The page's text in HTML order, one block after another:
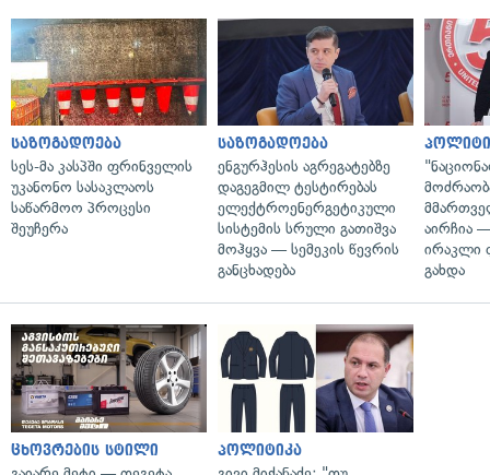
საზოგადოება
სეს-მა კასპში ფრინველის
უკანონო სასაკლაოს
საწარმოო პროცესი
შეუჩერა
საზოგადოება
ენგურჰესის აგრეგატებზე
დაგეგმილ ტესტირებას
ელექტროენერგეტიკული
სისტემის სრული გათიშვა
მოჰყვა — სემეკის წევრის
განცხადება
აირჩია
ირაკლი
გახდა
ცხოვრების სტილი პოლიტიკა